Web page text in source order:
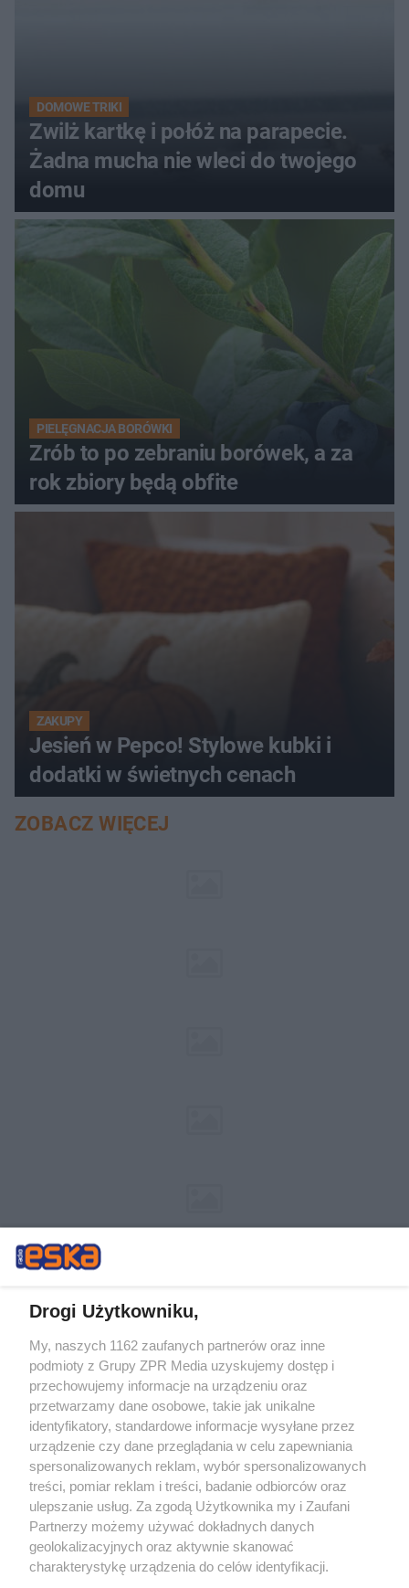
DOMOWE TRIKI
Zwilż kartkę i połóż na parapecie.
Żadna mucha nie wleci do twojego
domu
PIELĘGNACJA BORÓWKI
Zrób to po zebraniu borówek, a za
rok zbiory będą obfite
ZAKUPY
Jesień w Pepco! Stylowe kubki i
dodatki w świetnych cenach
ZOBACZ WIĘCEJ
Żaden utwór zamieszczony w serwisie nie może być powielany i
rozpowszechniany lub dalej rozpowszechniany w jakikolwiek sposób (w
tym także elektroniczny lub mechaniczny) na jakimkolwiek polu
eksploatacji w jakiejkolwiek formie, włącznie z umieszczaniem w
Internecie bez pisemnej zgody właściciela praw. Jakiekolwiek użycie lub
wykorzystanie utworów w całości lub w części z naruszeniem prawa,
tzn. bez właściwej zgody, jest zabronione pod groźbą kary i może być
ścigane prawnie.
Drogi Użytkowniku,
My, naszych 1162 zaufanych partnerów oraz inne
podmioty z Grupy ZPR Media uzyskujemy dostęp i
przechowujemy informacje na urządzeniu oraz
przetwarzamy dane osobowe, takie jak unikalne
identyfikatory, standardowe informacje wysyłane przez
urządzenie czy dane przeglądania w celu zapewniania
spersonalizowanych reklam, wybór spersonalizowanych
treści, pomiar reklam i treści, badanie odbiorców oraz
ulepszanie usług. Za zgodą Użytkownika my i Zaufani
Partnerzy możemy używać dokładnych danych
geolokalizacyjnych oraz aktywnie skanować
charakterystykę urządzenia do celów identyfikacji.